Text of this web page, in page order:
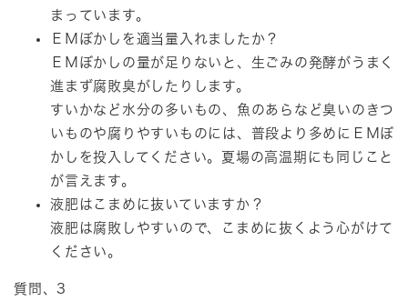
まっています。
ＥＭぼかしを適当量入れましたか？
ＥＭぼかしの量が足りないと、生ごみの発酵がうまく
進まず腐敗臭がしたりします。
すいかなど水分の多いもの、魚のあらなど臭いのきつ
いものや腐りやすいものには、普段より多めにＥＭぼ
かしを投入してください。夏場の高温期にも同じこと
が言えます。
液肥はこまめに抜いていますか？
液肥は腐敗しやすいので、こまめに抜くよう心がけて
ください。
質問、3